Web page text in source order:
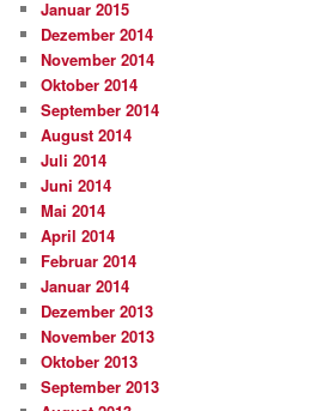
Januar 2015
Dezember 2014
November 2014
Oktober 2014
September 2014
August 2014
Juli 2014
Juni 2014
Mai 2014
April 2014
Februar 2014
Januar 2014
Dezember 2013
November 2013
Oktober 2013
September 2013